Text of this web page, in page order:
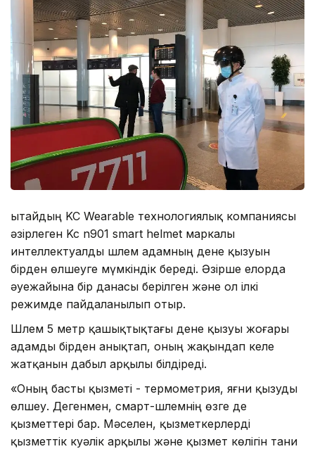
Қытайдың KC Wearable технологиялық компаниясы
әзірлеген Kc n901 smart helmet маркалы
интеллектуалды шлем адамның дене қызуын
бірден өлшеуге мүмкіндік береді. Әзірше елорда
әуежайына бір данасы берілген және ол ілкі
режимде пайдаланылып отыр.
Шлем 5 метр қашықтықтағы дене қызуы жоғары
адамды бірден анықтап, оның жақындап келе
жатқанын дабыл арқылы білдіреді.
«Оның басты қызметі - термометрия, яғни қызуды
өлшеу. Дегенмен, смарт-шлемнің өзге де
қызметтері бар. Мәселен, қызметкерлерді
қызметтік куәлік арқылы және қызмет көлігін тани